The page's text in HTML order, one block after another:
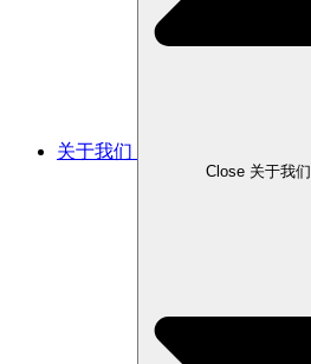
关于我们
Close 关于我们